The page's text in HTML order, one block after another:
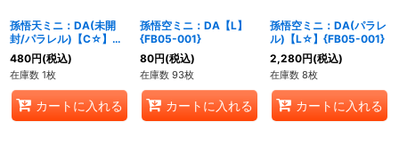
孫悟天ミニ：DA(未開
封/パラレル)【C☆】
{FS06-07}
480円(税込)
在庫数 1枚
カートに入れる
孫悟空ミニ：DA【L】
{FB05-001}
80円(税込)
在庫数 93枚
カートに入れる
孫悟空ミニ：DA(パラレ
ル)【L☆】{FB05-001}
2,280円(税込)
在庫数 8枚
カートに入れる